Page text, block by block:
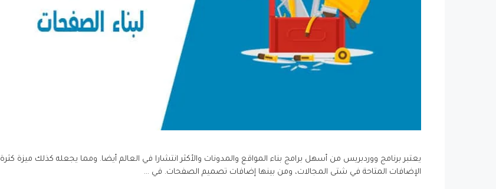
يعتبر برنامج ووردبريس من أسهل برامج بناء المواقع والمدونات والأكثر انتشارا في العالم أيضا. ومما يجعله كذلك ميزة كثرة
الإضافات المتاحة في شتى المجالات، ومن بينها إضافات تصميم الصفحات. في …